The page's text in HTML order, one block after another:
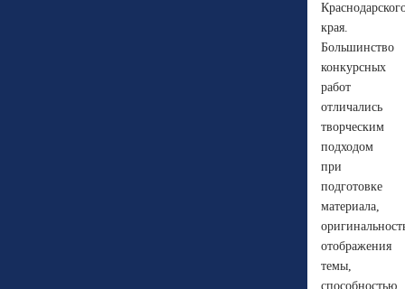
края.
Большинство
конкурсных
работ
отличались
творческим
подходом
при
подготовке
материала,
отображения
темы,
способностью